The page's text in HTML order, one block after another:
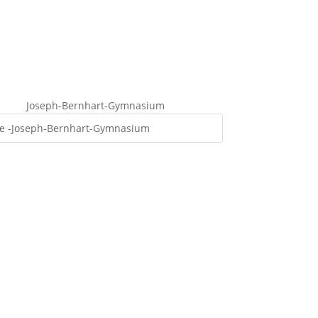
Joseph-Bernhart-Gymnasium